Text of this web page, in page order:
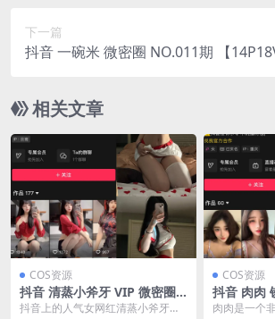
下一篇
抖音 一碗米 微密圈 NO.011期 【
相关文章
COS资源
抖音 清蒸小斧牙 VIP 微密圈
NO.002期 【27P7V】
抖音上的人气女网红清蒸小斧牙，
COS资源
抖音 肉肉
【37P1V
肉肉是一个